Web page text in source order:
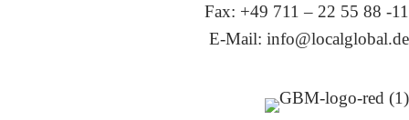
Fax: +49 711 – 22 55 88 -11
E-Mail: info@localglobal.de